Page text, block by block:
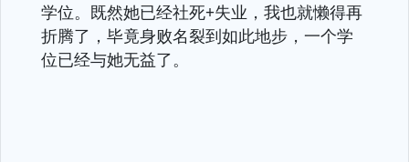
学位。既然她已经社死+失业，我也就懒得再
折腾了，毕竟身败名裂到如此地步，一个学
位已经与她无益了。